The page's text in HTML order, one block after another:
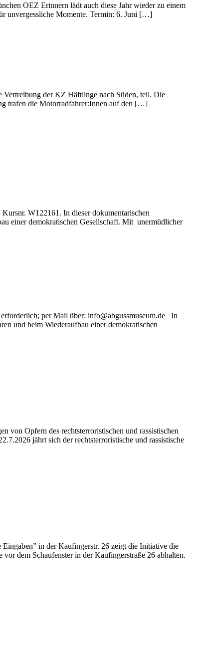
OEZ Erinnern lädt auch diese Jahr wieder zu einem
unvergessliche Momente. Termin: 6. Juni […]
Vertreibung der KZ Häftlinge nach Süden, teil. Die
trafen die Motorradfahrer:Innen auf den […]
W122161. In dieser dokumentarischen
einer demokratischen Gesellschaft. Mit unermüdlicher
per Mail über: info@abgussmuseum.de In
und beim Wiederaufbau einer demokratischen
von Opfern des rechtsterroristischen und rassistischen
jährt sich der rechtsterroristische und rassistische
in der Kaufingerstr. 26 zeigt die Initiative die
dem Schaufenster in der Kaufingerstraße 26 abhalten.